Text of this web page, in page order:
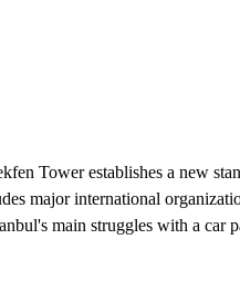
Tower establishes a new
major international
main struggles with a car